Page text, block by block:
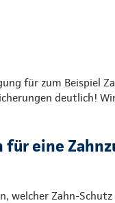
für zum Beispiel
deutlich!
eine
welcher Zahn-